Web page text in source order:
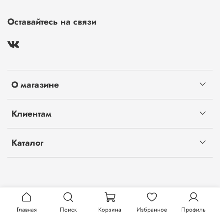
О магазине
Клиентам
Каталог
Оставайтесь на связи
Главная Поиск Корзина Избранное Профиль